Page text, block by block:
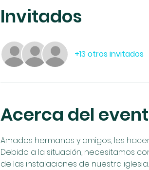
Invitados
+13 otros invitados
Acerca del
Amados hermanos y amigos, les
Debido a la situación, necesitamos
de las instalaciones de nuestra